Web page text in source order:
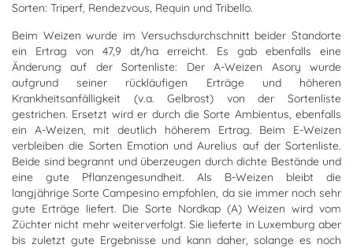
Sorten: Triperf, Rendezvous, Requin und Tribello.
Beim Weizen wurde im Versuchsdurchschnitt beider Standorte
ein Ertrag von 47,9 dt/ha erreicht. Es gab ebenfalls eine
Änderung auf der Sortenliste: Der A-Weizen Asory wurde
aufgrund seiner rückläufigen Erträge und höheren
Krankheitsanfälligkeit (v.a. Gelbrost) von der Sortenliste
gestrichen. Ersetzt wird er durch die Sorte Ambientus, ebenfalls
ein A-Weizen, mit deutlich höherem Ertrag. Beim E-Weizen
verbleiben die Sorten Emotion und Aurelius auf der Sortenliste.
Beide sind begrannt und überzeugen durch dichte Bestände und
eine gute Pflanzengesundheit. Als B-Weizen bleibt die
langjährige Sorte Campesino empfohlen, da sie immer noch sehr
gute Erträge liefert. Die Sorte Nordkap (A) Weizen wird vom
Züchter nicht mehr weiterverfolgt. Sie lieferte in Luxemburg aber
bis zuletzt gute Ergebnisse und kann daher, solange es noch